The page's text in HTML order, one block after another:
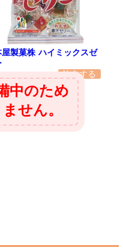
中のため
せん。
屋製菓株 ハイミックスゼ